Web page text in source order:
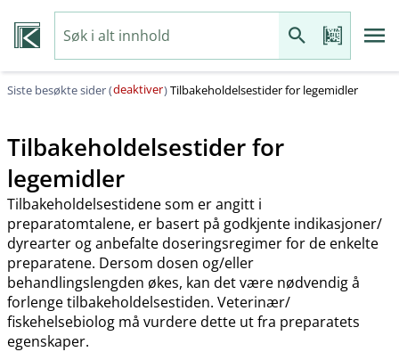
Siste besøkte sider (deaktiver)Tilbakeholdelsestider for legemidler
Tilbakeholdelsestider for
legemidler
Tilbakeholdelsestidene som er angitt i
preparatomtalene, er basert på godkjente indikasjoner​/​
dyrearter og anbefalte doseringsregimer for de enkelte
preparatene. Dersom dosen og​/​eller
behandlingslengden økes, kan det være nødvendig å
forlenge tilbakeholdelsestiden. Veterinær​/​
fiskehelsebiolog må vurdere dette ut fra preparatets
egenskaper.